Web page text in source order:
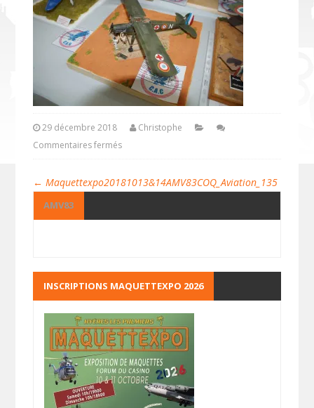
29 décembre 2018
Christophe
Commentaires fermés
← Maquettexpo20181013&14AMV83COQ_Aviation_135
AMV83
INSCRIPTIONS MAQUETTEXPO 2026